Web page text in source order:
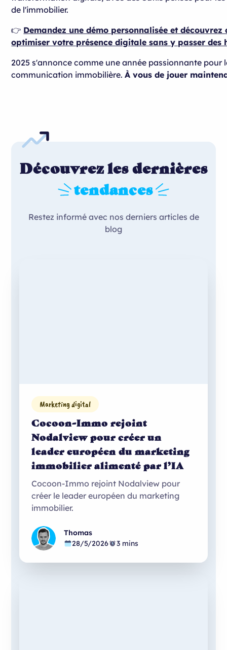
de l'immobilier.
👉 Demandez une démo personnalisée et découvrez
optimiser votre présence digitale sans y passer des
2025 s'annonce comme une année passionnante pour
communication immobilière.À vous de jouer
Découvrez les dernières
tendances
Restez informé avec nos derniers articles de
blog
Marketing digital
Cocoon-Immo rejoint
Nodalview pour créer un
leader européen du marketing
immobilier alimenté par l’IA
Cocoon-Immo rejoint Nodalview pour
créer le leader européen du marketing
immobilier.
Thomas
28/5/2026
3 mins